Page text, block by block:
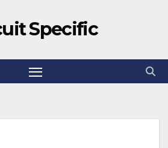
Specific